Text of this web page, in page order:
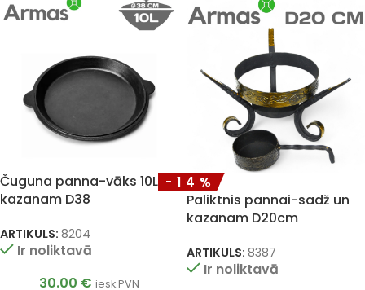
Čuguna panna-vāks 10L
kazanam D38
ARTIKULS: 8204
Ir noliktavā
30.00 € iesk.PVN
-14%
Paliktnis pannai-sadž un
kazanam D20cm
ARTIKULS: 8387
Ir noliktavā